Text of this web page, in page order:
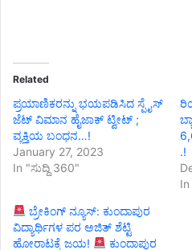
Related
ಪ್ರಯಾಣಿಕರನ್ನು ಭಯಪಡಿಸಿದ ಸ್ಪೈಸ್
ಜೆಟ್ ವಿಮಾನ ಹೈಜಾಕ್ ಟ್ವೀಟ್ ;
ವ್ಯಕ್ತಿಯ ಬಂಧನ…!
January 27, 2023
In "ಸುದ್ದಿ 360"
.!
In
ಬ್ರೇಕಿಂಗ್ ನ್ಯೂಸ್: ಕುಂದಾಪುರ
ವಿದ್ಯಾರ್ಥಿಗಳ ಪರ ಅಜಿತ್ ಶೆಟ್ಟಿ
ಹೋರಾಟಕ್ಕೆ ಜಯ!
ಕುಂದಾಪುರ